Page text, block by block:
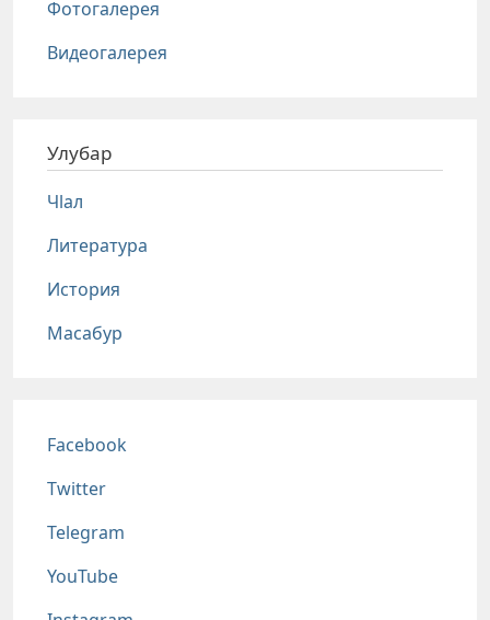
Фотогалерея
Видеогалерея
Улубар
Чlал
Литература
История
Масабур
Соц сети
Facebook
Twitter
Telegram
YouTube